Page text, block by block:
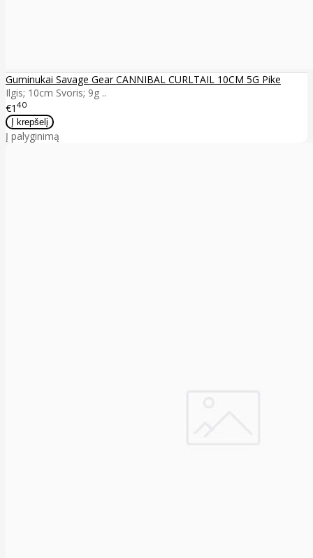
Guminukai Savage Gear CANNIBAL CURLTAIL 10CM 5G Pike
Ilgis; 10cm Svoris; 9g ..
€1 40
Į palyginimą